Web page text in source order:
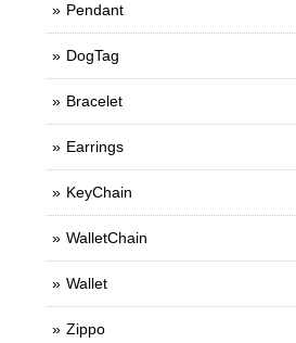
Pendant
DogTag
Bracelet
Earrings
KeyChain
WalletChain
Wallet
Zippo